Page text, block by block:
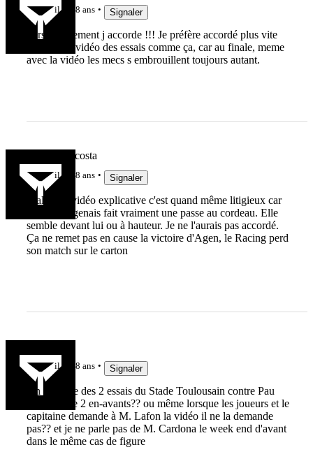
il y a 8 ans Signaler
Personnellement j accorde !!! Je préfère accordé plus vite
sans 2h de vidéo des essais comme ça, car au finale, meme
avec la vidéo les mecs s embrouillent toujours autant.
manuel_dacosta
il y a 8 ans Signaler
Malgré la vidéo explicative c'est quand même litigieux car
le joueur agenais fait vraiment une passe au cordeau. Elle
semble devant lui ou à hauteur. Je ne l'aurais pas accordé.
Ça ne remet pas en cause la victoire d'Agen, le Racing perd
son match sur le carton
il y a 8 ans Signaler
On en parle des 2 essais du Stade Toulousain contre Pau
entachés de 2 en-avants?? ou même lorsque les joueurs et le
capitaine demande à M. Lafon la vidéo il ne la demande
pas?? et je ne parle pas de M. Cardona le week end d'avant
dans le même cas de figure